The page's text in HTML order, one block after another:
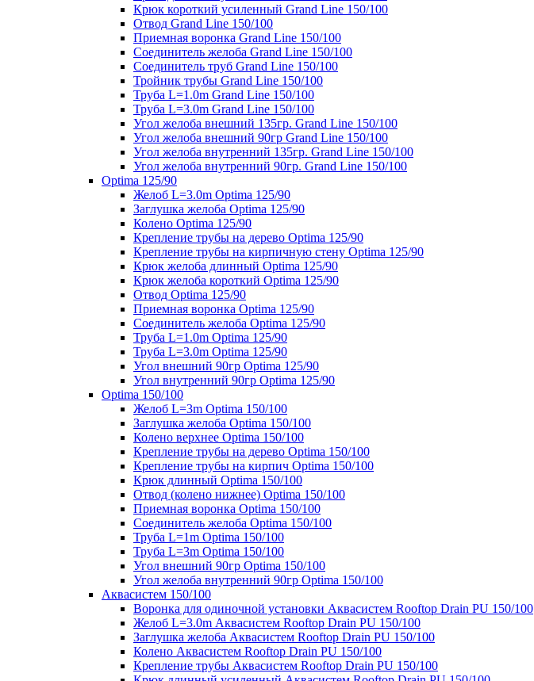
Крюк короткий усиленный Grand Line 150/100
Отвод Grand Line 150/100
Приемная воронка Grand Line 150/100
Соединитель желоба Grand Line 150/100
Соединитель труб Grand Line 150/100
Тройник трубы Grand Line 150/100
Труба L=1.0m Grand Line 150/100
Труба L=3.0m Grand Line 150/100
Угол желоба внешний 135гр. Grand Line 150/100
Угол желоба внешний 90гр Grand Line 150/100
Угол желоба внутренний 135гр. Grand Line 150/100
Угол желоба внутренний 90гр. Grand Line 150/100
Optima 125/90
Желоб L=3.0m Optima 125/90
Заглушка желоба Optima 125/90
Колено Optima 125/90
Крепление трубы на дерево Optima 125/90
Крепление трубы на кирпичную стену Optima 125/90
Крюк желоба длинный Optima 125/90
Крюк желоба короткий Optima 125/90
Отвод Optima 125/90
Приемная воронка Optima 125/90
Соединитель желоба Optima 125/90
Труба L=1.0m Optima 125/90
Труба L=3.0m Optima 125/90
Угол внешний 90гр Optima 125/90
Угол внутренний 90гр Optima 125/90
Optima 150/100
Желоб L=3m Optima 150/100
Заглушка желоба Optima 150/100
Колено верхнее Optima 150/100
Крепление трубы на дерево Optima 150/100
Крепление трубы на кирпич Optima 150/100
Крюк длинный Optima 150/100
Отвод (колено нижнее) Optima 150/100
Приемная воронка Optima 150/100
Соединитель желоба Optima 150/100
Труба L=1m Optima 150/100
Труба L=3m Optima 150/100
Угол внешний 90гр Optima 150/100
Угол желоба внутренний 90гр Optima 150/100
Аквасистем 150/100
Воронка для одиночной установки Аквасистем Rooftop Drain PU 150/100
Желоб L=3.0m Аквасистем Rooftop Drain PU 150/100
Заглушка желоба Аквасистем Rooftop Drain PU 150/100
Колено Аквасистем Rooftop Drain PU 150/100
Крепление трубы Аквасистем Rooftop Drain PU 150/100